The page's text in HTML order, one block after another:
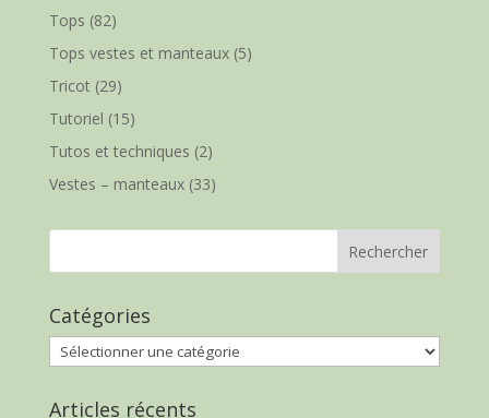
Tops (82)
Tops vestes et manteaux(5)
Tricot(29)
Tutoriel (15)
Tutos et techniques (2)
Vestes – manteaux(33)
Catégories
Catégories
Articles récents